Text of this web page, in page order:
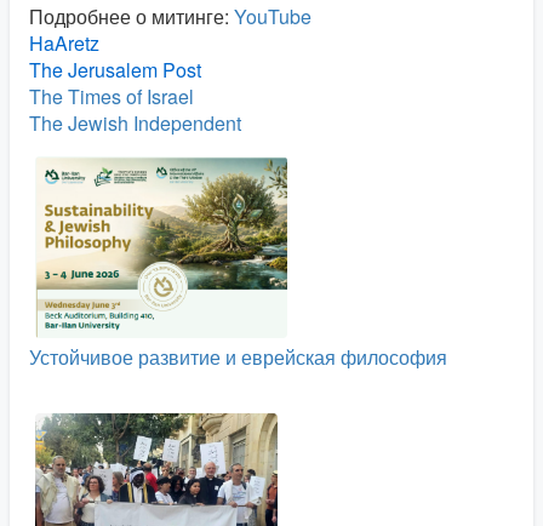
Подробнее о митинге: YouTube
HaAretz
The Jerusalem Post
The Times of Israel
The Jewish Independent
Устойчивое развитие и еврейская философия